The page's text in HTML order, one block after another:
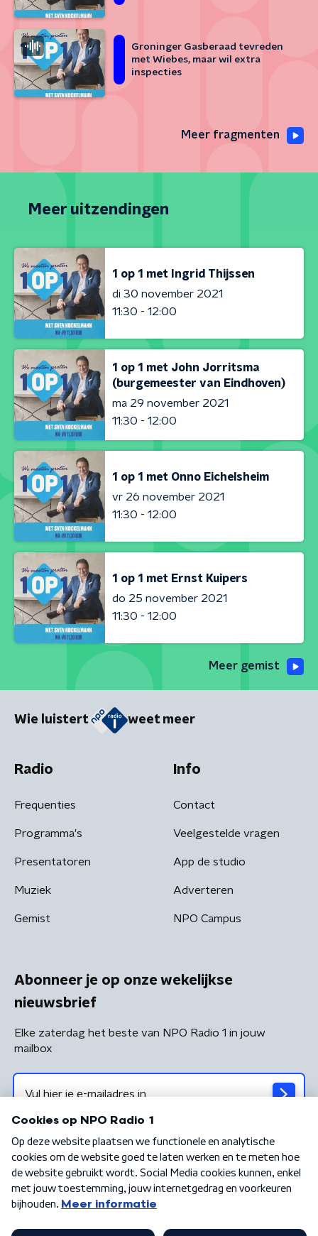
Groninger Gasberaad tevreden
met Wiebes, maar wil extra
inspecties
Meer fragmenten
Meer uitzendingen
1 op 1 met Ingrid Thijssen
di 30 november 2021
11:30 - 12:00
1 op 1 met John Jorritsma
(burgemeester van Eindhoven)
ma 29 november 2021
11:30 - 12:00
1 op 1 met Onno Eichelsheim
vr 26 november 2021
11:30 - 12:00
1 op 1 met Ernst Kuipers
do 25 november 2021
11:30 - 12:00
Meer gemist
Wie luistert weet meer
Radio
Frequenties
Programma's
Presentatoren
Muziek
Gemist
Info
Contact
Veelgestelde vragen
App de studio
Adverteren
NPO Campus
Abonneer je op onze wekelijkse
nieuwsbrief
Elke zaterdag het beste van NPO Radio 1 in jouw
mailbox
Algemene voorwaarden